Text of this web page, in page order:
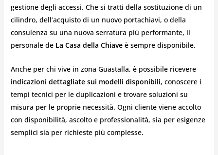
gestione degli accessi. Che si tratti della sostituzione di un
cilindro, dell’acquisto di un nuovo portachiavi, o della
consulenza su una nuova serratura più performante, il
personale de La Casa della Chiaveè sempre disponibile.
Anche per chi vive in zona Guastalla, è possibile ricevere
indicazioni dettagliate sui modelli disponibili, conoscere i
tempi tecnici per le duplicazioni e trovare soluzioni su
misura per le proprie necessità. Ogni cliente viene accolto
con disponibilità, ascolto e professionalità, sia per esigenze
semplici sia per richieste più complesse.